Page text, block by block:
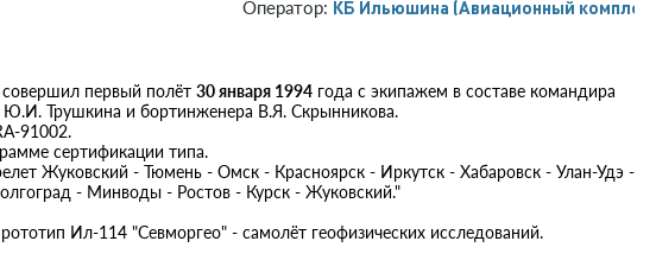
Оператор: КБ Ильюшина (Авиационный комплекс)
первый полёт 30 января 1994 года с экипажем в составе командира
Ю.И. Трушкина и бортинженера В.Я. Скрынникова.
91002.
сертификации типа.
Жуковский - Тюмень - Омск - Красноярск - Иркутск - Хабаровск - Улан-Удэ -
- Минводы - Ростов - Курск - Жуковский."
Ил-114 "Севморгео" - самолёт геофизических исследований.